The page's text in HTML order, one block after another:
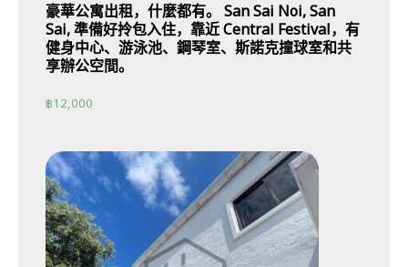
豪華公寓出租，什麼都有。 San Sai Noi, San
Sai, 準備好拎包入住，靠近 Central Festival，有
健身中心、游泳池、鋼琴室、斯諾克撞球室和共
享辦公空間。
฿12,000